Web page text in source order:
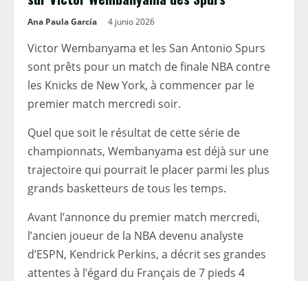
Ana Paula García 4 junio 2026
Victor Wembanyama et les San Antonio Spurs
sont prêts pour un match de finale NBA contre
les Knicks de New York, à commencer par le
premier match mercredi soir.
Quel que soit le résultat de cette série de
championnats, Wembanyama est déjà sur une
trajectoire qui pourrait le placer parmi les plus
grands basketteurs de tous les temps.
Avant l’annonce du premier match mercredi,
l’ancien joueur de la NBA devenu analyste
d’ESPN, Kendrick Perkins, a décrit ses grandes
attentes à l’égard du Français de 7 pieds 4